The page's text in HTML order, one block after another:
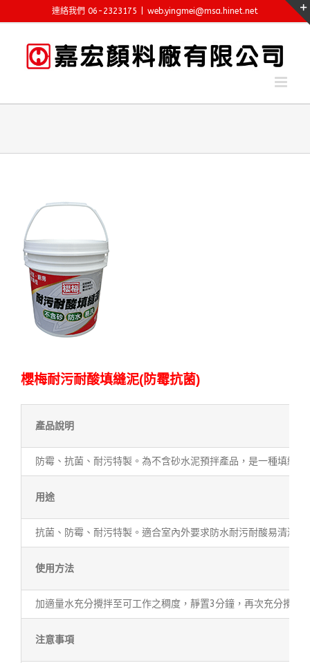
to
連絡我們 06-2323175 web.yingmei@msa.hinet.net
櫻梅耐污耐酸填縫泥(防霉抗菌)
產品說明
防霉、抗菌、耐污特製。為不含砂水泥預拌產品，是一種填縫
用途
抗菌、防霉、耐污特製。適合室內外要求防水耐污耐酸易清潔
使用方法
加適量水充分攪拌至可工作之稠度，靜置3分鐘，再次充分攪拌
注意事項